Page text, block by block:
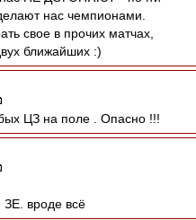
нас чемпионами.
свое в прочих матчах,
ближайших :)
ЦЗ на поле . Опасно !!!
вроде всё